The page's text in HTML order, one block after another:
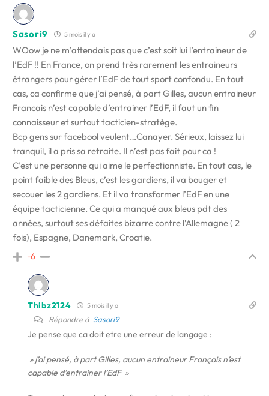
Sasori9 5 mois il y a
WOow je ne m’attendais pas que c’est soit lui l’entraineur de
l’EdF !! En France, on prend très rarement les entraineurs
étrangers pour gérer l’EdF de tout sport confondu. En tout
cas, ca confirme que j’ai pensé, à part Gilles, aucun entraineur
Francais n’est capable d’entrainer l’EdF, il faut un fin
connaisseur et surtout tacticien-stratège.
Bcp gens sur facebool veulent…Canayer. Sérieux, laissez lui
tranquil, il a pris sa retraite. Il n’est pas fait pour ca !
C’est une personne qui aime le perfectionniste. En tout cas, le
point faible des Bleus, c’est les gardiens, il va bouger et
secouer les 2 gardiens. Et il va transformer l’EdF en une
équipe tacticienne. Ce qui a manqué aux bleus pdt des
années, surtout ses défaites bizarre contre l’Allemagne ( 2
fois), Espagne, Danemark, Croatie.
-6
Thibz2124 5 mois il y a
Répondre à Sasori9
Je pense que ca doit etre une erreur de langage :
» j’ai pensé, à part Gilles, aucun entraineur Français n’est
capable d’entrainer l’EdF »